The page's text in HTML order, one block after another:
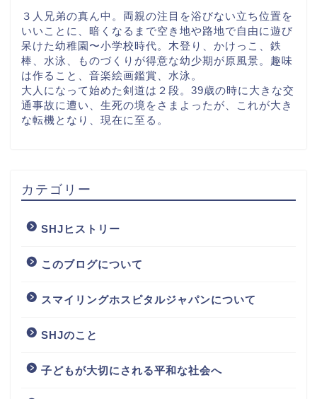
３人兄弟の真ん中。両親の注目を浴びない立ち位置を
いいことに、暗くなるまで空き地や路地で自由に遊び
呆けた幼稚園〜小学校時代。木登り、かけっこ、鉄
棒、水泳、ものづくりが得意な幼少期が原風景。趣味
は作ること、音楽絵画鑑賞、水泳。
大人になって始めた剣道は２段。39歳の時に大きな交
通事故に遭い、生死の境をさまよったが、これが大き
な転機となり、現在に至る。
カテゴリー
SHJヒストリー
このブログについて
スマイリングホスピタルジャパンについて
SHJのこと
子どもが大切にされる平和な社会へ